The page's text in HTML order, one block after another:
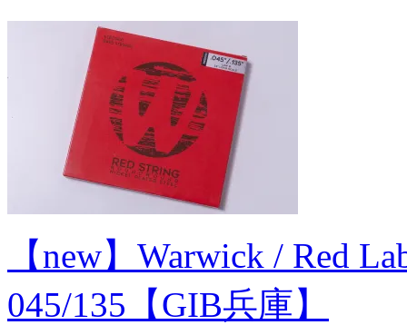
【new】Warwick / Red
045/135【GIB兵庫】